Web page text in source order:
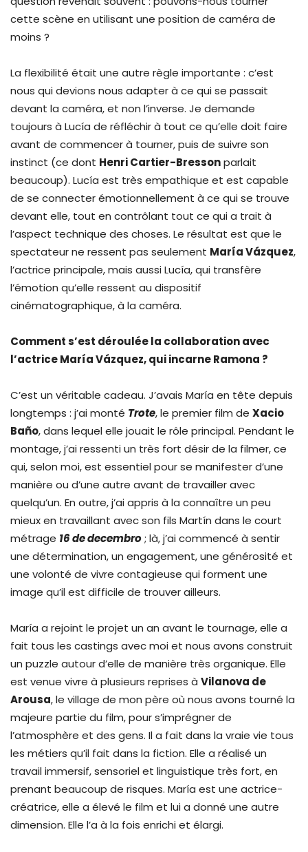
cette scène en utilisant une position de caméra de
moins ?
La flexibilité était une autre règle importante : c’est
nous qui devions nous adapter à ce qui se passait
devant la caméra, et non l’inverse. Je demande
toujours à Lucía de réfléchir à tout ce qu’elle doit faire
avant de commencer à tourner, puis de suivre son
instinct (ce dont Henri Cartier-Bressonparlait
beaucoup). Lucía est très empathique et est capable
de se connecter émotionnellement à ce qui se trouve
devant elle, tout en contrôlant tout ce qui a trait à
l’aspect technique des choses. Le résultat est que le
spectateur ne ressent pas seulement María Vázquez,
l’actrice principale, mais aussi Lucía, qui transfère
l’émotion qu’elle ressent au dispositif
cinématographique, à la caméra.
Comment s’est déroulée la collaboration avec
l’actrice María Vázquez, qui incarne Ramona ?
C’est un véritable cadeau. J’avais María en tête depuis
longtemps : j’ai monté Trote, le premier film de Xacio
Baño, dans lequel elle jouait le rôle principal. Pendant le
montage, j’ai ressenti un très fort désir de la filmer, ce
qui, selon moi, est essentiel pour se manifester d’une
manière ou d’une autre avant de travailler avec
quelqu’un. En outre, j’ai appris à la connaître un peu
mieux en travaillant avec son fils Martín dans le court
métrage 16 de decembro; là, j’ai commencé à sentir
une détermination, un engagement, une générosité et
une volonté de vivre contagieuse qui forment une
image qu’il est difficile de trouver ailleurs.
María a rejoint le projet un an avant le tournage, elle a
fait tous les castings avec moi et nous avons construit
un puzzle autour d’elle de manière très organique. Elle
est venue vivre à plusieurs reprises à Vilanova de
Arousa, le village de mon père où nous avons tourné la
majeure partie du film, pour s’imprégner de
l’atmosphère et des gens. Il a fait dans la vraie vie tous
les métiers qu’il fait dans la fiction. Elle a réalisé un
travail immersif, sensoriel et linguistique très fort, en
prenant beaucoup de risques. María est une actrice-
créatrice, elle a élevé le film et lui a donné une autre
dimension. Elle l’a à la fois enrichi et élargi.